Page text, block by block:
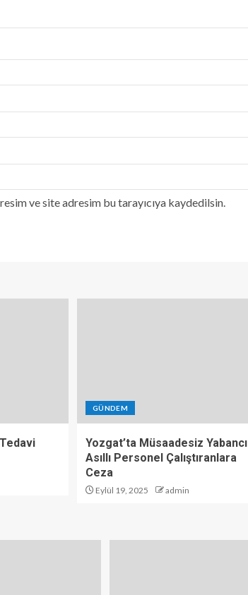
ve site adresim bu tarayıcıya kaydedilsin.
GÜNDEM
Yozgat’ta Müsaadesiz Yabancı
Asıllı Personel Çalıştıranlara
Ceza
Eylül 19, 2025 admin